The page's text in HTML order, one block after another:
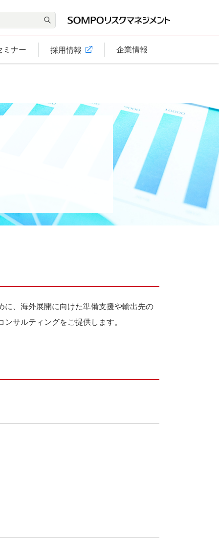
ミナー 採用情報 企業情報
に、海外展開に向けた準備支援や輸出先の
サルティングをご提供します。